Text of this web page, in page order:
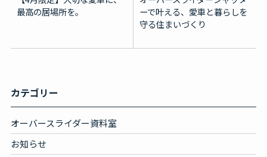
最高の居場所を。
ーで叶える、愛車と暮らしを
守る住まいづくり
カテゴリー
オーバースライダー資料室
お知らせ